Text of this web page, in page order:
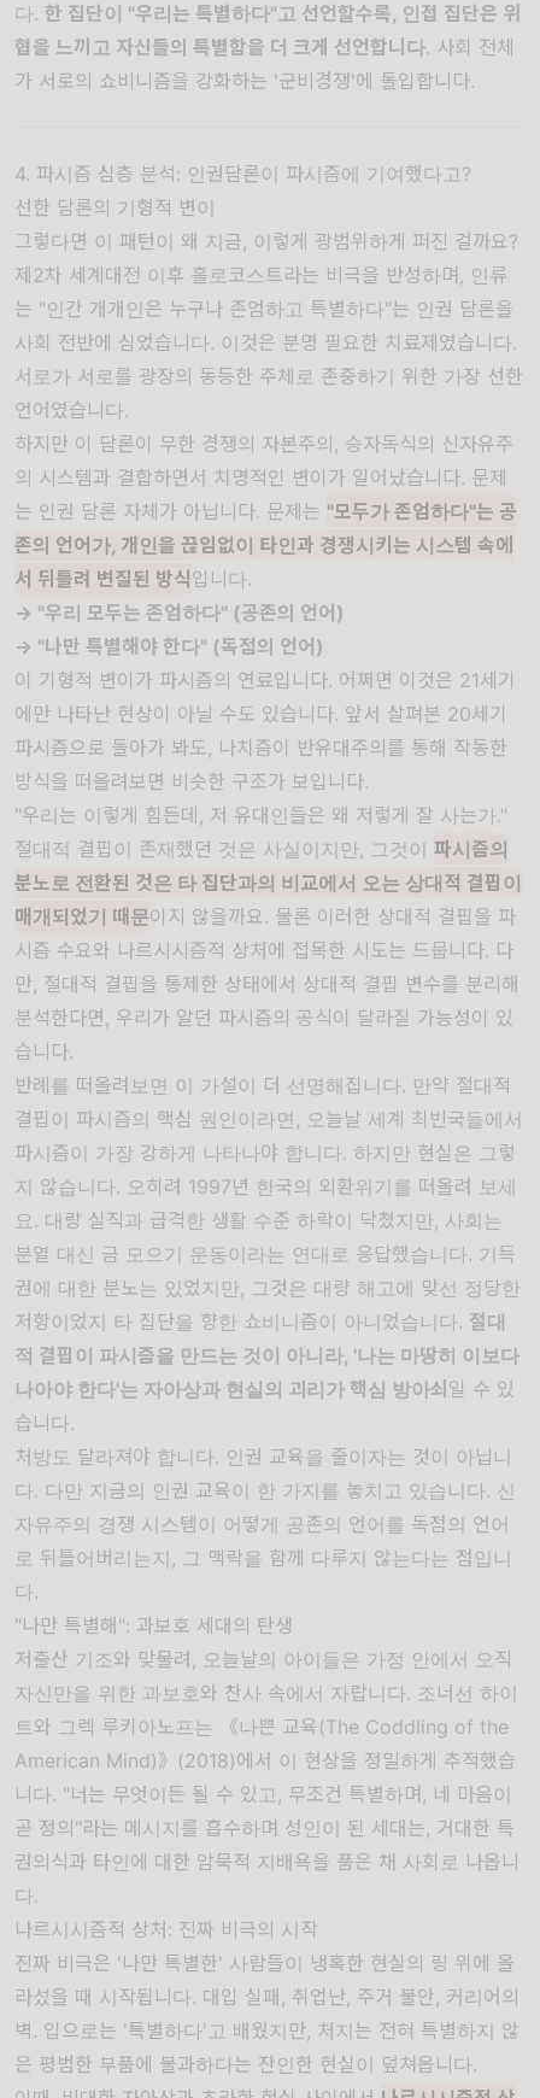
다. 한 집단이 "우리는 특별하다"고 선언할수록, 인접 집단은 위
협을 느끼고 자신들의 특별함을 더 크게 선언합니다. 사회 전체
가 서로의 쇼비니즘을 강화하는 '군비경쟁'에 돌입합니다.
4. 파시즘 심층 분석: 인권담론이 파시즘에 기여했다고?
선한 담론의 기형적 변이
그렇다면 이 패턴이 왜 지금, 이렇게 광범위하게 퍼진 걸까요?
제2차 세계대전 이후 홀로코스트라는 비극을 반성하며, 인류
는 "인간 개개인은 누구나 존엄하고 특별하다"는 인권 담론을
사회 전반에 심었습니다. 이것은 분명 필요한 치료제였습니다.
서로가 서로를 광장의 동등한 주체로 존중하기 위한 가장 선한
언어였습니다.
하지만 이 담론이 무한 경쟁의 자본주의, 승자독식의 신자유주
의 시스템과 결합하면서 치명적인 변이가 일어났습니다. 문제
는 인권 담론 자체가 아닙니다. 문제는 "모두가 존엄하다"는 공
존의 언어가, 개인을 끊임없이 타인과 경쟁시키는 시스템 속에
서 뒤틀려 변질된 방식입니다.
→ "우리 모두는 존엄하다" (공존의 언어)
→ "나만 특별해야 한다" (독점의 언어)
이 기형적 변이가 파시즘의 연료입니다. 어쩌면 이것은 21세기
에만 나타난 현상이 아닐 수도 있습니다. 앞서 살펴본 20세기
파시즘으로 돌아가 봐도, 나치즘이 반유대주의를 통해 작동한
방식을 떠올려보면 비슷한 구조가 보입니다.
"우리는 이렇게 힘든데, 저 유대인들은 왜 저렇게 잘 사는가."
절대적 결핍이 존재했던 것은 사실이지만, 그것이 파시즘의
분노로 전환된 것은 타 집단과의 비교에서 오는 상대적 결핍이
매개되었기 때문이지 않을까요. 물론 이러한 상대적 결핍을 파
시즘 수요와 나르시시즘적 상처에 접목한 시도는 드뭅니다. 다
만, 절대적 결핍을 통제한 상태에서 상대적 결핍 변수를 분리해
분석한다면, 우리가 알던 파시즘의 공식이 달라질 가능성이 있
습니다.
반례를 떠올려보면 이 가설이 더 선명해집니다. 만약 절대적
결핍이 파시즘의 핵심 원인이라면, 오늘날 세계 최빈국들에서
파시즘이 가장 강하게 나타나야 합니다. 하지만 현실은 그렇
지 않습니다. 오히려 1997년 한국의 외환위기를 떠올려 보세
요. 대량 실직과 급격한 생활 수준 하락이 닥쳤지만, 사회는
분열 대신 금 모으기 운동이라는 연대로 응답했습니다. 기득
권에 대한 분노는 있었지만, 그것은 대량 해고에 맞선 정당한
저항이었지 타 집단을 향한 쇼비니즘이 아니었습니다. 절대
적 결핍이 파시즘을 만드는 것이 아니라, '나는 마땅히 이보다
나아야 한다'는 자아상과 현실의 괴리가 핵심 방아쇠 일 수 있
습니다.
처방도 달라져야 합니다. 인권 교육을 줄이자는 것이 아닙니
다. 다만 지금의 인권 교육이 한 가지를 놓치고 있습니다. 신
자유주의 경쟁 시스템이 어떻게 공존의 언어를 독점의 언어
로 뒤틀어버리는지, 그 맥락을 함께 다루지 않는다는 점입니
다.
"나만 특별해": 과보호 세대의 탄생
저출산 기조와 맞물려, 오늘날의 아이들은 가정 안에서 오직
자신만을 위한 과보호와 찬사 속에서 자랍니다. 조너선 하이
트와 그렉 루키아노프는 《나쁜 교육(The Coddling of the
American Mind)》(2018)에서 이 현상을 정밀하게 추적했습
니다. "너는 무엇이든 될 수 있고, 무조건 특별하며, 네 마음이
곧 정의"라는 메시지를 흡수하며 성인이 된 세대는, 거대한 특
권의식과 타인에 대한 암묵적 지배욕을 품은 채 사회로 나옵니
다.
나르시시즘적 상처: 진짜 비극의 시작
진짜 비극은 '나만 특별한' 사람들이 냉혹한 현실의 링 위에 올
라섰을 때 시작됩니다. 대입 실패, 취업난, 주거 불안, 커리어의
벽. 입으로는 '특별하다'고 배웠지만, 처지는 전혀 특별하지 않
은 평범한 부품에 불과하다는 잔인한 현실이 덮쳐옵니다.